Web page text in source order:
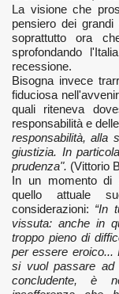
La visione che
pensiero dei
soprattutto ora
sprofondando
recessione.
Bisogna invece
fiduciosa
quali riteneva
responsabilità e
responsabilità, alla
giustizia. In
prudenza". (Vittorio
In un momento di
quello attuale
considerazioni: “In
vissuta: anche in
troppo pieno di
per essere eroico...
si vuol passare ad
concludente, è